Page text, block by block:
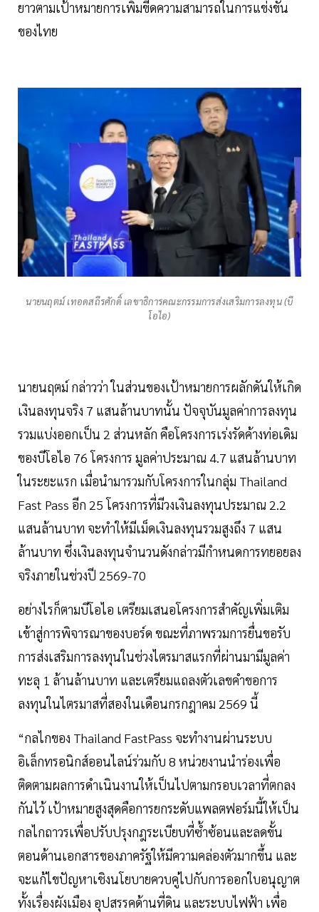
ยาวตามเป้าหมายการเพิ่มขีดความสามารถในการแข่งขัน
ของไทย
นายนฤตม์ เทอดสถีรศักดิ์ เลขาธิการคณะกรรมการส่งเสริมการลงทุน (บี
โอไอ)
นายนฤตม์ กล่าวว่า ในส่วนของเป้าหมายการผลักดันให้เกิด
เงินลงทุนจริง 7 แสนล้านบาทนั้น ปัจจุบันมูลค่าการลงทุน
รวมแบ่งออกเป็น 2 ส่วนหลัก คือโครงการเร่งรัดค้างท่อเดิม
ของบีโอไอ 76 โครงการ มูลค่าประมาณ 4.7 แสนล้านบาท
ในระยะแรก เมื่อนำมารวมกับโครงการในกลุ่ม Thailand
Fast Pass อีก 25 โครงการที่มีวงเงินลงทุนประมาณ 2.2
แสนล้านบาท จะทำให้มีเม็ดเงินลงทุนรวมสูงถึง 7 แสน
ล้านบาท ซึ่งเงินลงทุนจำนวนดังกล่าวมีกำหนดการทยอยลง
จริงภายในช่วงปี 2569-70
อย่างไรก็ตามบีโอไอ เตรียมเสนอโครงการสำคัญเพิ่มเติม
เข้าสู่การพิจารณาของบอร์ด ขณะที่ภาพรวมการยื่นขอรับ
การส่งเสริมการลงทุนในช่วงไตรมาสแรกที่ผ่านมามีมูลค่า
ทะลุ 1 ล้านล้านบาท และเตรียมแถลงตัวเลขคำขอการ
ลงทุนในไตรมาสที่สองในเดือนกรกฎาคม 2569 นี้
“กลไกของ Thailand FastPass จะทำงานผ่านระบบ
อิเล็กทรอนิกส์ออนไลน์ร่วมกับ 8 หน่วยงานนำร่องเพื่อ
ติดตามผลการดำเนินงานให้เป็นไปตามกรอบเวลาที่ตกลง
กันไว้ เป้าหมายสูงสุดคือการยกระดับแพลตฟอร์มนี้ให้เป็น
กลไกถาวรเพื่อปรับปรุงกฎระเบียบที่ซ้ำซ้อนและลดขั้น
ตอนด้านเอกสารของภาครัฐให้มีความคล่องตัวมากขึ้น และ
จะแก้ไขปัญหาเชิงนโยบายควบคู่ไปกับการออกใบอนุญาต
ทั้งเรื่องผังเมือง อุปสรรคด้านที่ดิน และระบบไฟฟ้า เพื่อ